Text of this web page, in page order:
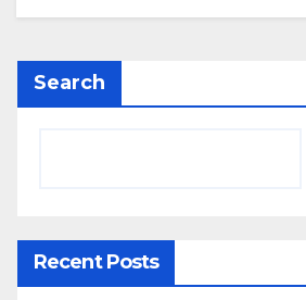
Search
Recent Posts